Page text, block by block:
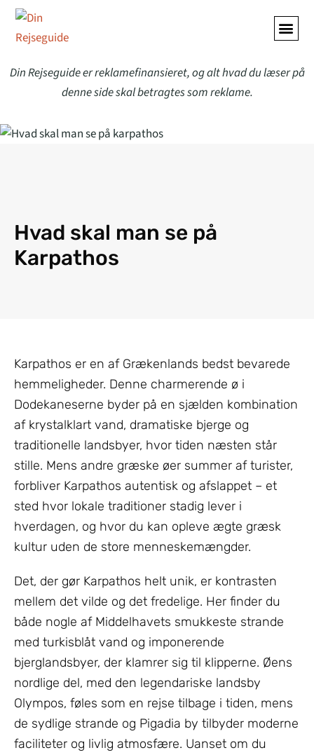
Din Rejseguide er reklamefinansieret, og alt hvad du læser på
denne side skal betragtes som reklame.
Hvad skal man se på
Karpathos
Karpathos er en af Grækenlands bedst bevarede
hemmeligheder. Denne charmerende ø i
Dodekaneserne byder på en sjælden kombination
af krystalklart vand, dramatiske bjerge og
traditionelle landsbyer, hvor tiden næsten står
stille. Mens andre græske øer summer af turister,
forbliver Karpathos autentisk og afslappet – et
sted hvor lokale traditioner stadig lever i
hverdagen, og hvor du kan opleve ægte græsk
kultur uden de store menneskemængder.
Det, der gør Karpathos helt unik, er kontrasten
mellem det vilde og det fredelige. Her finder du
både nogle af Middelhavets smukkeste strande
med turkisblåt vand og imponerende
bjerglandsbyer, der klamrer sig til klipperne. Øens
nordlige del, med den legendariske landsby
Olympos, føles som en rejse tilbage i tiden, mens
de sydlige strande og Pigadia by tilbyder moderne
faciliteter og livlig atmosfære. Uanset om du